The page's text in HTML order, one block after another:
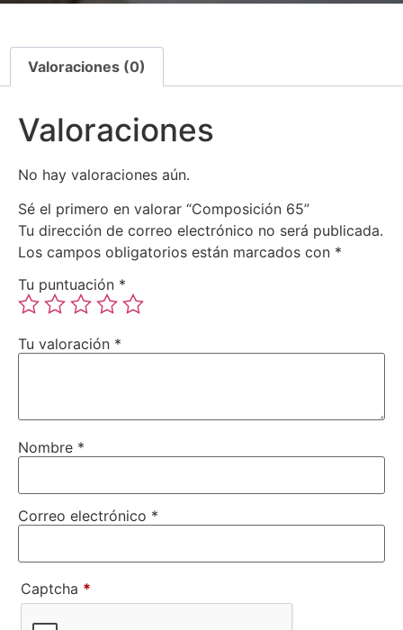
Valoraciones (0)
Valoraciones
No hay valoraciones aún.
Sé el primero en valorar “Composición 65”
Tu dirección de correo electrónico no será publicada.
Los campos obligatorios están marcados con *
Tu puntuación *
Tu valoración *
Nombre *
Correo electrónico *
Captcha *